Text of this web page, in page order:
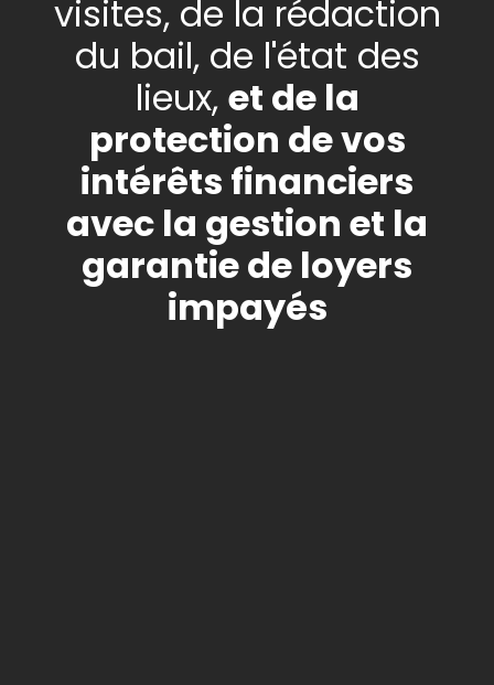
visites, de la rédaction
du bail, de l'état des
lieux, et de la
protection de vos
intérêts financiers
avec la gestion et la
garantie de loyers
impayés